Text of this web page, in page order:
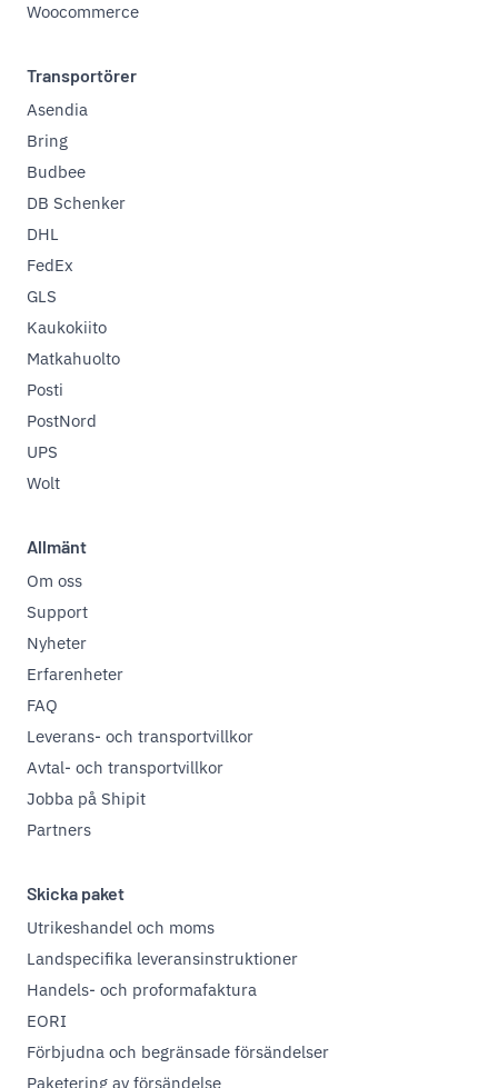
Woocommerce
Transportörer
Asendia
Bring
Budbee
DB Schenker
DHL
FedEx
GLS
Kaukokiito
Matkahuolto
Posti
PostNord
UPS
Wolt
Allmänt
Om oss
Support
Nyheter
Erfarenheter
FAQ
Leverans- och transportvillkor
Avtal- och transportvillkor
Jobba på Shipit
Partners
Skicka paket
Utrikeshandel och moms
Landspecifika leveransinstruktioner
Handels- och proformafaktura
EORI
Förbjudna och begränsade försändelser
Paketering av försändelse